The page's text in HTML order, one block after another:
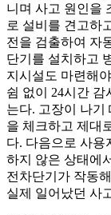
니며 사고 원인을
로 설비를 견고하
전을 검출하여 자
단기를 설치하고
지시설도 마련해
쉼 없이 24시간 감
는다. 고장이 나기
을 체크하고 제대
다. 다음으로 사용
하지 않은 상태에
전차단기가 작동
실제 일어났던 사